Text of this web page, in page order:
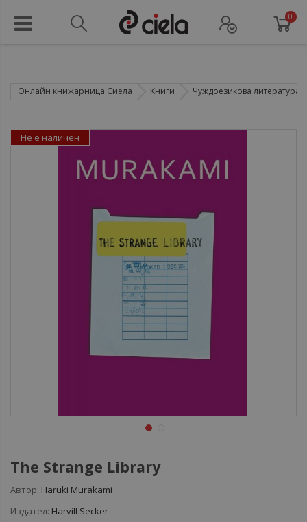
0
Онлайн книжарница Сиела Книги Чуждоезикова литература
The Strange Library
Автор: Haruki Murakami
Издател: Harvill Secker
Не е наличен